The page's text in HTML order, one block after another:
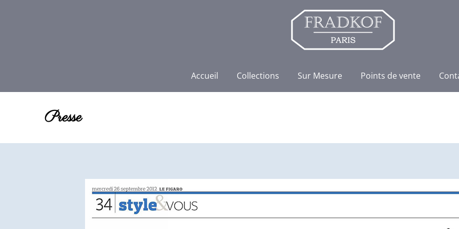
Accueil Collections Sur Mesure Points de vente
Presse
Vous êtes ici :